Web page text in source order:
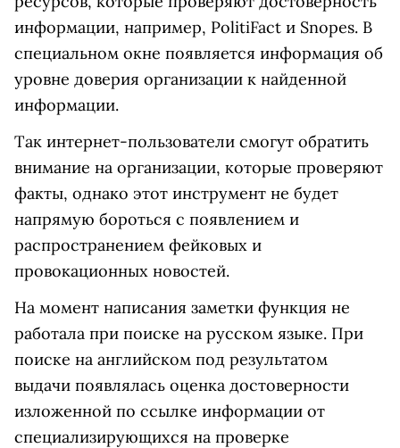
информации, например, PolitiFact и Snopes. В
специальном окне появляется информация об
уровне доверия организации к найденной
информации.
Так интернет-пользователи смогут обратить
внимание на организации, которые проверяют
факты, однако этот инструмент не будет
напрямую бороться с появлением и
распространением фейковых и
провокационных новостей.
На момент написания заметки функция не
работала при поиске на русском языке. При
поиске на английском под результатом
выдачи появлялась оценка достоверности
изложенной по ссылке информации от
специализирующихся на проверке